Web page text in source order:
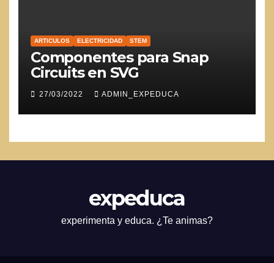
ARTICULOS ELECTRICIDAD STEM
Componentes para Snap
Circuits en SVG
27/03/2022 ADMIN_EXPEDUCA
expeduca
experimenta y educa. ¿Te animas?